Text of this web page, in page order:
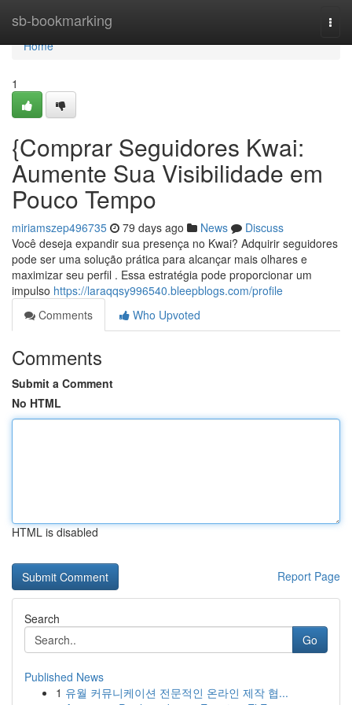
sb-bookmarking
Home
Home
1
{Comprar Seguidores Kwai:
Aumente Sua Visibilidade em
Pouco Tempo
miriamszep496735 79 days ago News
Discuss
Você deseja expandir sua presença no Kwai? Adquirir seguidores
pode ser uma solução prática para alcançar mais olhares e
maximizar seu perfil . Essa estratégia pode proporcionar um
impulso https://laraqqsy996540.bleepblogs.com/profile
Comments
Who Upvoted
Comments
Submit a Comment
No HTML
HTML is disabled
Report Page
Search
Go
Published News
1 유월 커뮤니케이션 전문적인 온라인 제작 협...